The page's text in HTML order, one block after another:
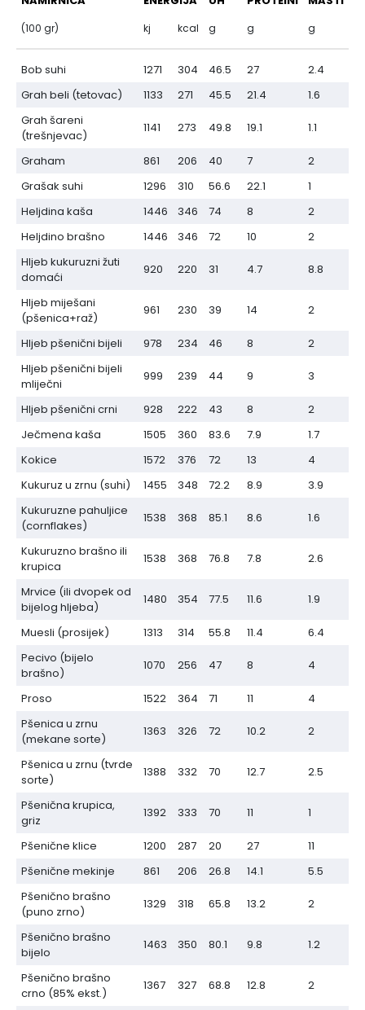
(100 gr) kj kcal g g g
Bob suhi 1271 304 46.5 27
2.4
Grah beli (tetovac)
1133 271 45.5 21.4
1.6
Grah šareni
(trešnjevac)
1141 273 49.8 19.1 1.1
Graham 861 206 40 7
2
Grašak suhi
1296 310 56.6 22.1
1
Heljdina kaša
1446 346 74 8
2
Heljdino brašno
1446 346 72 10
2
Hljeb kukuruzni žuti
domaći
920 220 31 4.7 8.8
Hljeb miješani
(pšenica+raž)
961 230 39 14 2
Hljeb pšenični bijeli 978 234 46 8
2
Hljeb pšenični bijeli
mliječni
999 239 44 9 3
Hljeb pšenični crni 928 222 43 8
2
Ječmena kaša
1505 360 83.6 7.9
1.7
Kokice
1572 376 72 13
4
Kukuruz u zrnu (suhi)
1455 348 72.2 8.9
3.9
Kukuruzne pahuljice
(cornflakes)
1538 368 85.1 8.6 1.6
Kukuruzno brašno ili
krupica
1538 368 76.8 7.8 2.6
Mrvice (ili dvopek od
bijelog hljeba)
1480 354 77.5 11.6 1.9
Muesli (prosijek) 1313 314 55.8 11.4
6.4
Pecivo (bijelo
brašno)
1070 256 47 8 4
Proso 1522 364 71 11
4
Pšenica u zrnu
(mekane sorte)
1363 326 72 10.2 2
Pšenica u zrnu (tvrde
sorte)
1388 332 70 12.7 2.5
Pšenična krupica,
griz
1392 333 70 11 1
Pšenične klice 1200 287 20 27
11
Pšenične mekinje
861 206 26.8 14.1
5.5
Pšenično brašno
(puno zrno)
1329 318 65.8 13.2 2
Pšenično brašno
bijelo
1463 350 80.1 9.8 1.2
Pšenično brašno
crno (85% ekst.)
1367 327 68.8 12.8 2